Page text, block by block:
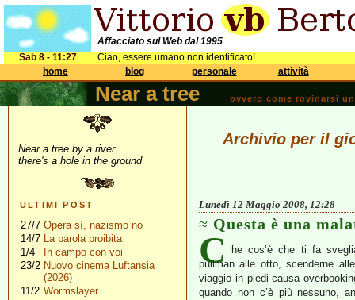
Affacciato sul Web dal 1995
Sab 8 - 11:27
Ciao, essere umano non identificato!
home
blog personale attività
Near a tree ovvero come rovinarsi
Near a tree by a river
there's a hole in the ground
ULTIMI POST
27/7 Opera sì, nazismo no
14/7 La parola proibita
1/4
In campo con voi
23/2 Nuovo cinema Luftansia
(2026)
11/2 Wormslayer
Archivio per il
Lunedì 12 Maggio 2008, 12:28
Questa è una
C
he cos’è che ti fa
pullman alle otto, scenderne
viaggio in piedi causa
quando non c’è più nessuno,